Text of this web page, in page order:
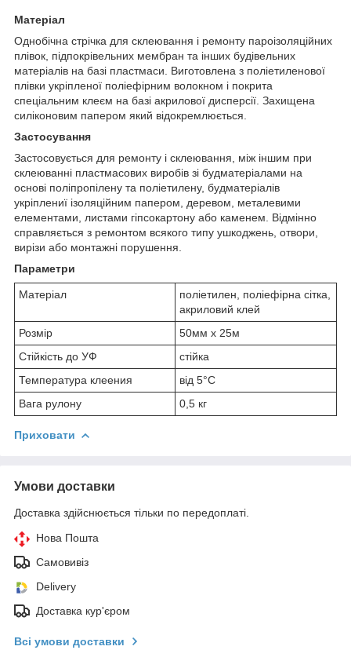
Матеріал
Однобічна стрічка для склеювання і ремонту пароізоляційних
плівок, підпокрівельних мембран та інших будівельних
матеріалів на базі пластмаси. Виготовлена з поліетиленової
плівки укріпленої поліефірним волокном і покрита
спеціальним клеєм на базі акрилової дисперсії. Захищена
силіконовим папером який відокремлюється.
Застосування
Застосовується для ремонту і склеювання, між іншим при
склеюванні пластмасових виробів зі будматеріалами на
основі поліпропілену та поліетилену, будматеріалів
укріплениї ізоляційним папером, деревом, металевими
елементами, листами гіпсокартону або каменем. Відмінно
справляється з ремонтом всякого типу ушкоджень, отвори,
вирізи або монтажні порушення.
Параметри
Матеріал
поліетилен, поліефірна сітка,
акриловий клей
Розмір
50мм х 25м
Стійкість до УФ
стійка
Температура клеения
від 5°C
Вага рулону
0,5 кг
Приховати
Умови доставки
Доставка здійснюється тільки по передоплаті.
Нова Пошта
Самовивіз
Delivery
Доставка кур'єром
Всі умови доставки